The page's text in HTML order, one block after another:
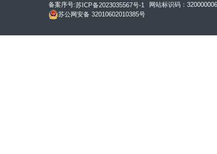
备案序号:苏ICP备2023035567号-1
网站标识码：
苏公网安备 32010602010385号